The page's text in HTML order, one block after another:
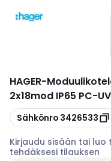
HAGER-
2x18mod IP65 PC-UV
Kopioi
Sähkönro 3426533
Kirjaudu sisään tai luo
tehdäksesi tilauksen